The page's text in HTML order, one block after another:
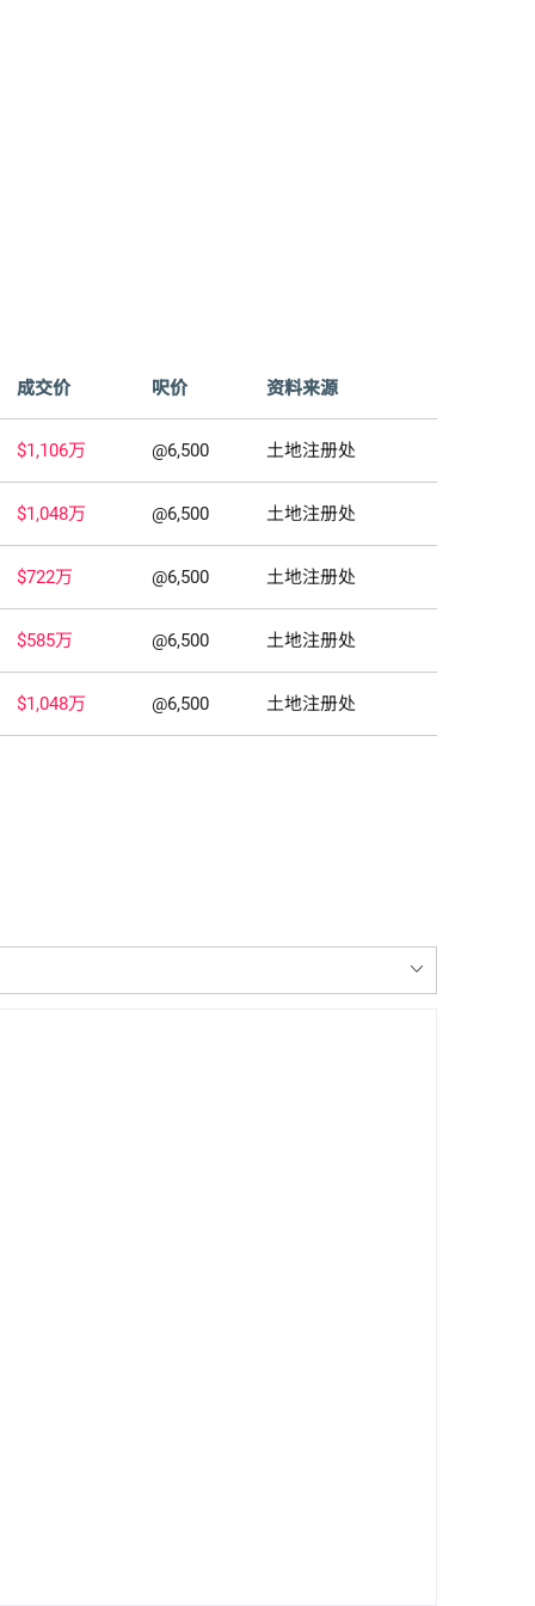
成交价 呎价 资料来源
$1,106万 @6,500 土地注册处
$1,048万 @6,500 土地注册处
$722万 @6,500 土地注册处
$585万 @6,500 土地注册处
$1,048万 @6,500 土地注册处